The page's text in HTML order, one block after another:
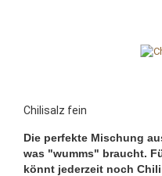
Chilisalz fein
Die perfekte Mischung
was "wumms" braucht.
könnt jederzeit noch